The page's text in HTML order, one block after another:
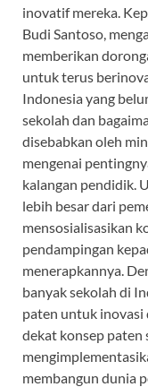
inovatif mereka.
Budi Santoso,
memberikan
untuk terus
Indonesia yang
sekolah dan
disebabkan oleh
mengenai
kalangan pendidik.
lebih besar dari
mensosialisasikan
pendampingan
menerapkannya.
banyak sekolah di
paten untuk inovasi
dekat konsep paten
membangun dunia